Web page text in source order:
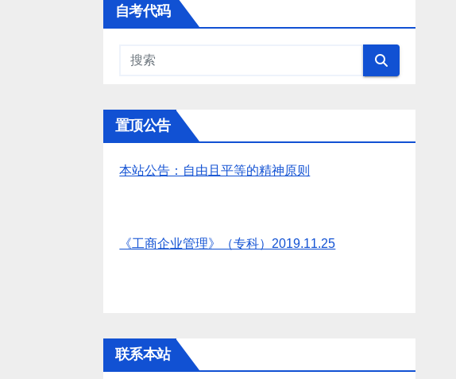
自考代码
置顶公告
本站公告：自由且平等的精神原则
《工商企业管理》（专科）2019.11.25
联系本站